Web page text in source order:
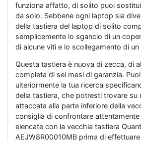
funziona affatto, di solito puoi
da solo. Sebbene ogni laptop sia
della tastiera del laptop di solito
semplicemente lo sgancio di un
di alcune viti e lo scollegamento di un
Questa tastiera è nuova di zecca, di
completa di sei mesi di garanzia.
ulteriormente la tua ricerca
della tastiera, che potresti trovare su
attaccata alla parte inferiore della
consiglia di confrontare attentamente
elencate con la vecchia tastiera
AEJW8R00010MB prima di